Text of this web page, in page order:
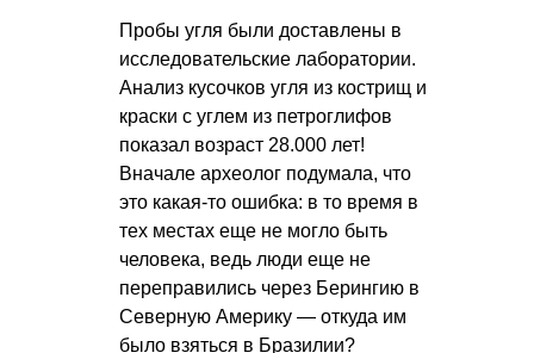
Пробы угля были доставлены в
исследовательские лаборатории.
Анализ кусочков угля из кострищ и
краски с углем из петроглифов
показал возраст 28.000 лет!
Вначале археолог подумала, что
это какая-то ошибка: в то время в
тех местах еще не могло быть
человека, ведь люди еще не
переправились через Берингию в
Северную Америку — откуда им
было взяться в Бразилии?